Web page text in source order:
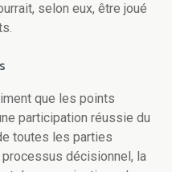
selon eux, être joué
que les points
participation réussie du
toutes les parties
décisionnel, la